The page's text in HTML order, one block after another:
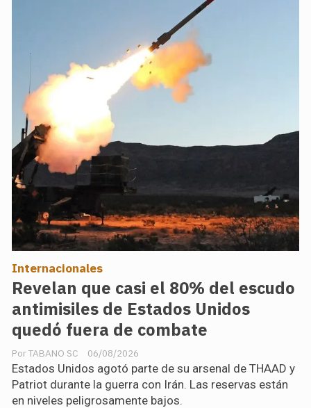
Revelan que casi el 80% del escudo
antimisiles de Estados Unidos
quedó fuera de combate
TABANO SC
Internacionales
06/08/2026
Estados Unidos agotó parte de su arsenal de THAAD y
Patriot durante la guerra con Irán. Las reservas están
en niveles peligrosamente bajos.